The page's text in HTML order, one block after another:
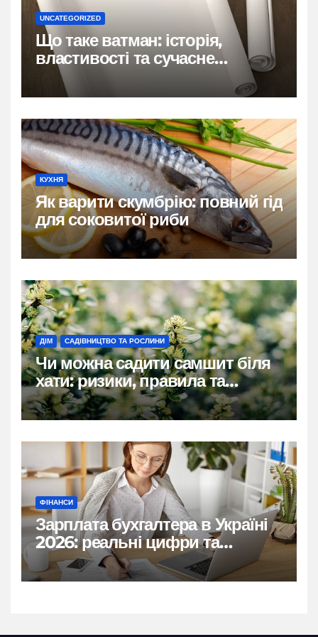
UNCATEGORIZED
Що таке ватман: історія,
властивості та сучасне
застосування
КУХНЯ
Як варити скумбрію: повний гід
для соковитої риби
ДІМ САДІВНИЦТВО ТА РОСЛИНИ
Чи можна садити самшит біля
хати: ризики, правила та
практичні рішення
ФІНАНСИ
Зарплата бухгалтера в Україні
2026: реальні цифри та
нюанси